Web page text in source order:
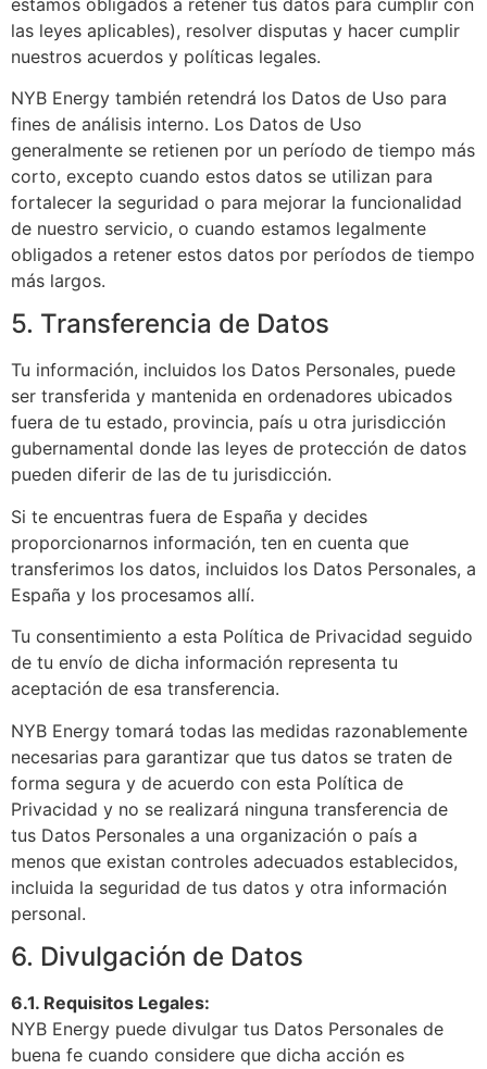
las leyes aplicables), resolver disputas y hacer cumplir
nuestros acuerdos y políticas legales.
NYB Energy también retendrá los Datos de Uso para
fines de análisis interno. Los Datos de Uso
generalmente se retienen por un período de tiempo más
corto, excepto cuando estos datos se utilizan para
fortalecer la seguridad o para mejorar la funcionalidad
de nuestro servicio, o cuando estamos legalmente
obligados a retener estos datos por períodos de tiempo
más largos.
5. Transferencia de Datos
Tu información, incluidos los Datos Personales, puede
ser transferida y mantenida en ordenadores ubicados
fuera de tu estado, provincia, país u otra jurisdicción
gubernamental donde las leyes de protección de datos
pueden diferir de las de tu jurisdicción.
Si te encuentras fuera de España y decides
proporcionarnos información, ten en cuenta que
transferimos los datos, incluidos los Datos Personales, a
España y los procesamos allí.
Tu consentimiento a esta Política de Privacidad seguido
de tu envío de dicha información representa tu
aceptación de esa transferencia.
NYB Energy tomará todas las medidas razonablemente
necesarias para garantizar que tus datos se traten de
forma segura y de acuerdo con esta Política de
Privacidad y no se realizará ninguna transferencia de
tus Datos Personales a una organización o país a
menos que existan controles adecuados establecidos,
incluida la seguridad de tus datos y otra información
personal.
6. Divulgación de Datos
6.1. Requisitos Legales:
NYB Energy puede divulgar tus Datos Personales de
buena fe cuando considere que dicha acción es